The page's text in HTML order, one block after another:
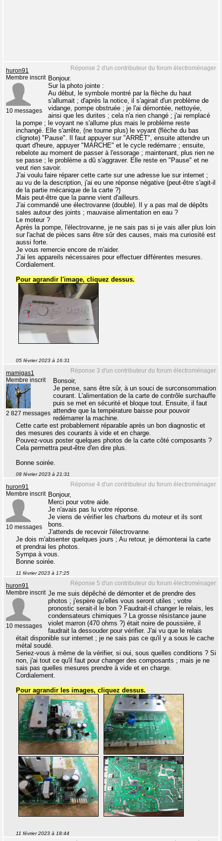
Réponse 2 d'un contributeur du forum électroménager
huron91
Membre inscrit
10 messages
Bonjour.
Sur la photo jointe :
Au début, le symbole montré par la flèche du haut
s'allumait ; d'après la notice, il s'agirait d'un problème de
vidange, pompe obstruée ; je l'ai démontée, nettoyée,
ainsi que les durites ; cela n'a rien changé ; j'ai remplacé
la pompe ; le voyant ne s'allume plus mais le problème reste
inchangé. Elle s'arrête, (ne tourne plus) le voyant (flèche du bas
clignote) "Pause". Il faut appuyer sur "ARRÊT", ensuite attendre un
quart d'heure, appuyer "MARCHE" et le cycle redémarre ; ensuite,
rebelote au moment de passer à l'essorage ; maintenant, plus rien ne
se passe ; le problème a dû s'aggraver. Elle reste en "Pause" et ne
veut rien savoir.
J'ai voulu faire réparer cette carte sur une adresse lue sur internet ;
au vu de la description, j'ai eu une réponse négative (peut-être s'agit-il
de la partie mécanique de la carte ?)
Mais peut-être que la panne vient d'ailleurs.
J'ai commandé une électrovanne (double). Il y a pas mal de dépôts
sales autour des joints ; mauvaise alimentation en eau ?
Le moteur ?
Après la pompe, l'électrovanne, je ne sais pas si je vais aller plus loin
sur l'achat de pièces sans être sûr des causes, mais ma curiosité est
aussi forte.
Je vous remercie encore de m'aider.
J'ai les appareils nécessaires pour effectuer différentes mesures.
Cordialement.
Pour agrandir l'image, cliquez dessus.
05 février 2023 à 16:31
Réponse 3 d'un contributeur du forum électroménager
mamigas1
Membre inscrit
2 827 messages
Bonsoir,
Je pense, sans être sûr, à un souci de surconsommation
courant. L'alimentation de la carte de contrôle surchauffe
puis se met en sécurité et bloque tout. Ensuite, il faut
attendre que la température baisse pour pouvoir
redémarrer la machine.
Cette carte est probablement réparable après un bon diagnostic et
des mesures des courants à vide et en charge.
Pouvez-vous poster quelques photos de la carte côté composants ?
Cela permettra peut-être d'en dire plus.
Bonne soirée.
08 février 2023 à 21:31
Réponse 4 d'un contributeur du forum électroménager
huron91
Membre inscrit
10 messages
Bonjour,
Merci pour votre aide.
Je n'avais pas lu votre réponse.
Je viens de vérifier les charbons du moteur et ils sont
bons.
J'attends de recevoir l'électrovanne.
Je dois m'absenter quelques jours ; Au retour, je démonterai la carte
et prendrai les photos.
Sympa à vous.
Bonne soirée.
11 février 2023 à 17:25
Réponse 5 d'un contributeur du forum électroménager
huron91
Membre inscrit
10 messages
Je me suis dépêché de démonter et de prendre des
photos ; j'espère qu'elles vous seront utiles ; votre
pronostic serait-il le bon ? Faudrait-il changer le relais, les
condensateurs chimiques ? La grosse résistance jaune
violet marron (470 ohms ?) était noire de poussière, il
faudrait la dessouder pour vérifier. J'ai vu que le relais
était disponible sur internet ; je ne sais pas ce qu'il y a sous le cache
métal soudé.
Seriez-vous à même de la vérifier, si oui, sous quelles conditions ? Si
non, j'ai tout ce qu'il faut pour changer des composants ; mais je ne
sais pas quelles mesures prendre à vide et en charge.
Cordialement.
Pour agrandir les images, cliquez dessus.
11 février 2023 à 18:44